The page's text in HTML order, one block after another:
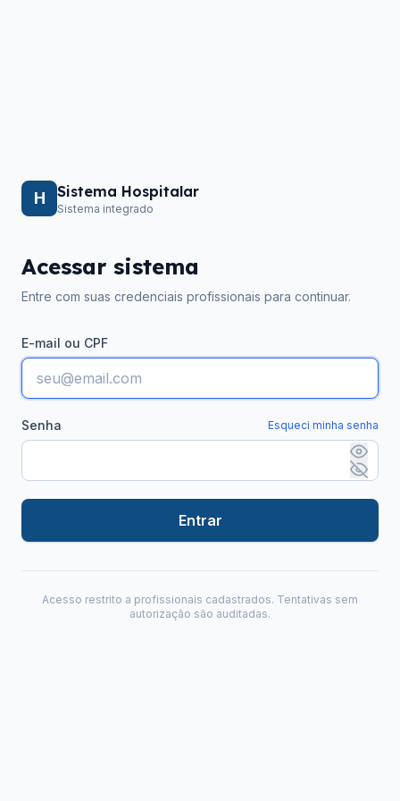
H Sistema Hospitalar
Sistema integrado
Acessar sistema
Entre com suas credenciais profissionais para continuar.
E-mail ou CPF
Senha Esqueci minha senha
Entrar
Acesso restrito a profissionais cadastrados. Tentativas sem
autorização são auditadas.